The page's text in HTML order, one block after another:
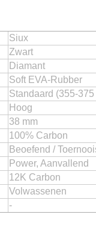
Siux
Zwart
Diamant
Soft EVA-Rubber
Standaard (355-375
Hoog
38 mm
100% Carbon
Beoefend /
Power, Aanvallend
12K Carbon
Volwassenen
-